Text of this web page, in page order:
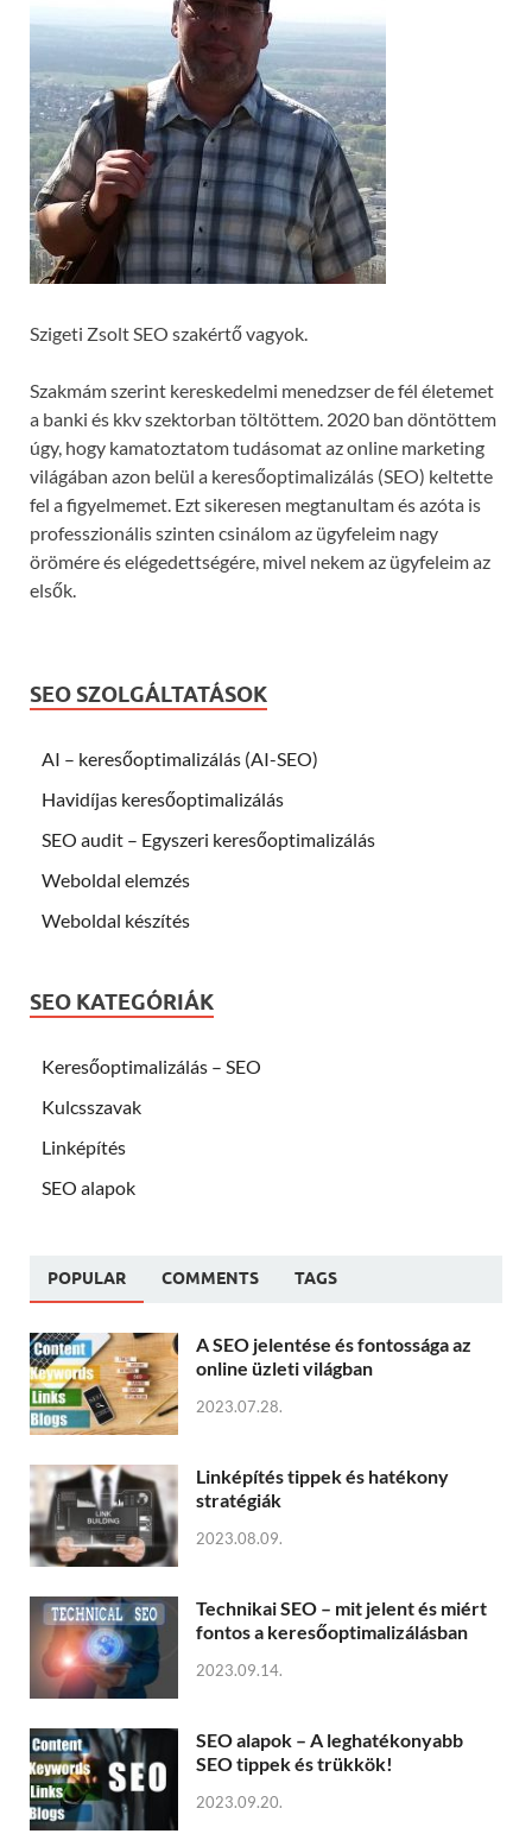
Szigeti Zsolt SEO szakértő vagyok.
Szakmám szerint kereskedelmi menedzser de fél életemet
a banki és kkv szektorban töltöttem. 2020 ban döntöttem
úgy, hogy kamatoztatom tudásomat az online marketing
világában azon belül a keresőoptimalizálás (SEO) keltette
fel a figyelmemet. Ezt sikeresen megtanultam és azóta is
professzionális szinten csinálom az ügyfeleim nagy
örömére és elégedettségére, mivel nekem az ügyfeleim az
elsők.
SEO SZOLGÁLTATÁSOK
AI – keresőoptimalizálás (AI-SEO)
Havidíjas keresőoptimalizálás
SEO audit – Egyszeri keresőoptimalizálás
Weboldal elemzés
Weboldal készítés
SEO KATEGÓRIÁK
Keresőoptimalizálás – SEO
Kulcsszavak
Linképítés
SEO alapok
POPULAR COMMENTS TAGS
A SEO jelentése és fontossága az
online üzleti világban
2023.07.28.
Linképítés tippek és hatékony
stratégiák
2023.08.09.
Technikai SEO – mit jelent és miért
fontos a keresőoptimalizálásban
2023.09.14.
SEO alapok – A leghatékonyabb
SEO tippek és trükkök!
2023.09.20.